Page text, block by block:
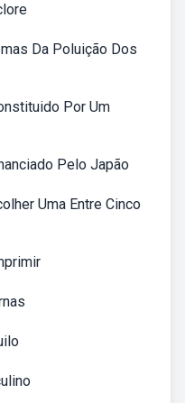
Da Poluição Dos
Por Um
Pelo Japão
Uma Entre Cinco